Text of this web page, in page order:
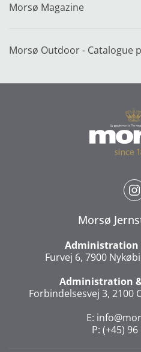
Morsø Magazine
Morsø Outdoor - Catalogue
Morsø
Administration
Furvej 6, 7900
Administration
Forbindelsesvej 3, 2100
E:
P: (+45)